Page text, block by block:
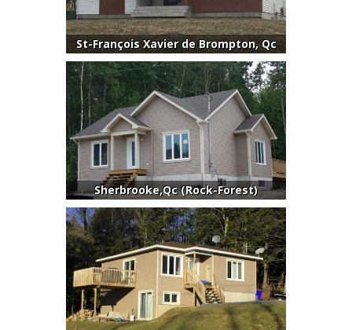
St-François Xavier de Brompton, Qc
Sherbrooke,Qc (Rock-Forest)